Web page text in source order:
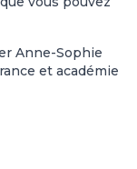
Anne-Sophie
et académie